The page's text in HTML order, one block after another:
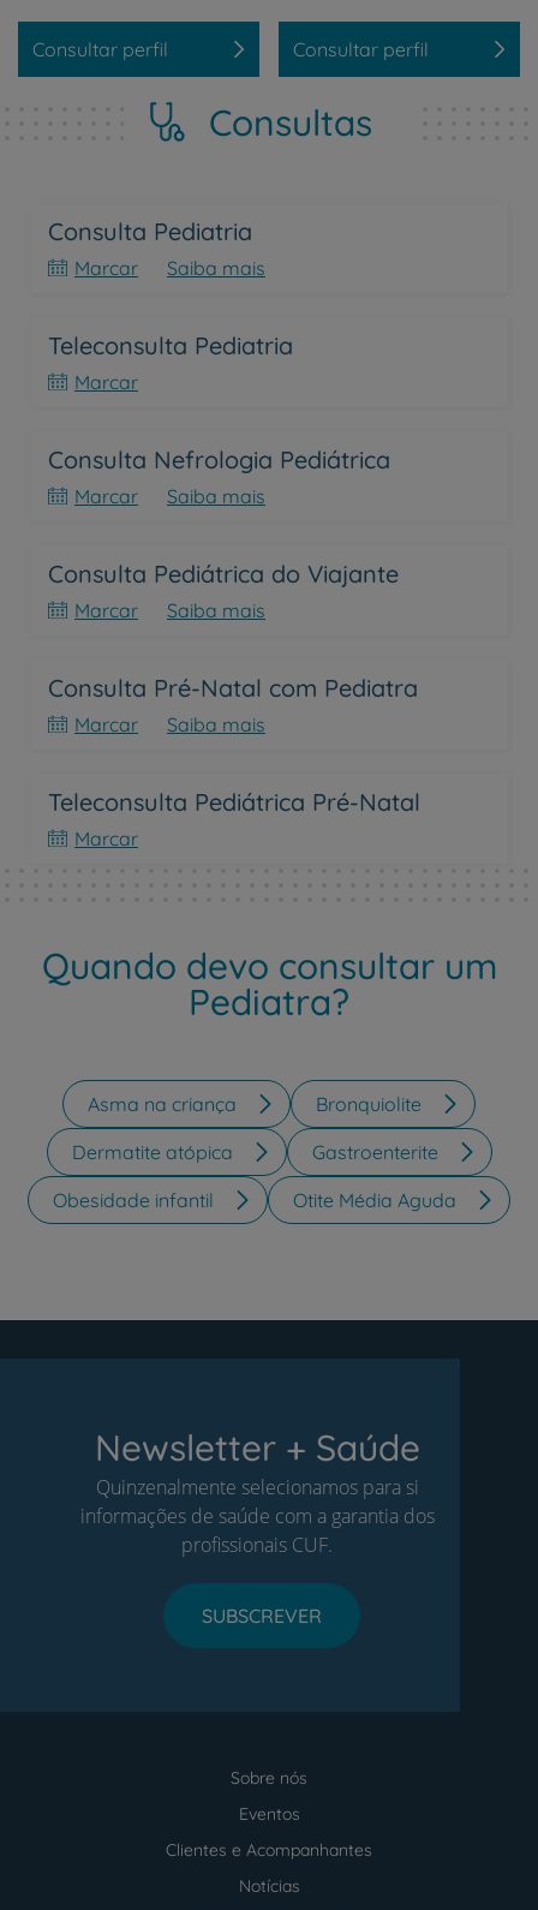
Consultar perfil Consultar perfil
Consultas
Consulta Pediatria
Marcar Saiba mais
Teleconsulta Pediatria
Marcar
Consulta Nefrologia Pediátrica
Marcar Saiba mais
Consulta Pediátrica do Viajante
Marcar Saiba mais
Consulta Pré-Natal com Pediatra
Marcar Saiba mais
Teleconsulta Pediátrica Pré-Natal
Marcar
Quando devo consultar um
Pediatra?
Asma na criança
Bronquiolite
Dermatite atópica
Gastroenterite
Obesidade infantil
Otite Média Aguda
Newsletter + Saúde
Quinzenalmente selecionamos para si
informações de saúde com a garantia dos
profissionais CUF.
SUBSCREVER
Sobre nós
Eventos
Clientes e Acompanhantes
Notícias